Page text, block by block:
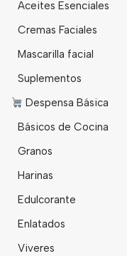
Aceites Esenciales
Cremas Faciales
Mascarilla facial
Suplementos
Despensa Básica
Básicos de Cocina
Granos
Harinas
Edulcorante
Enlatados
Viveres